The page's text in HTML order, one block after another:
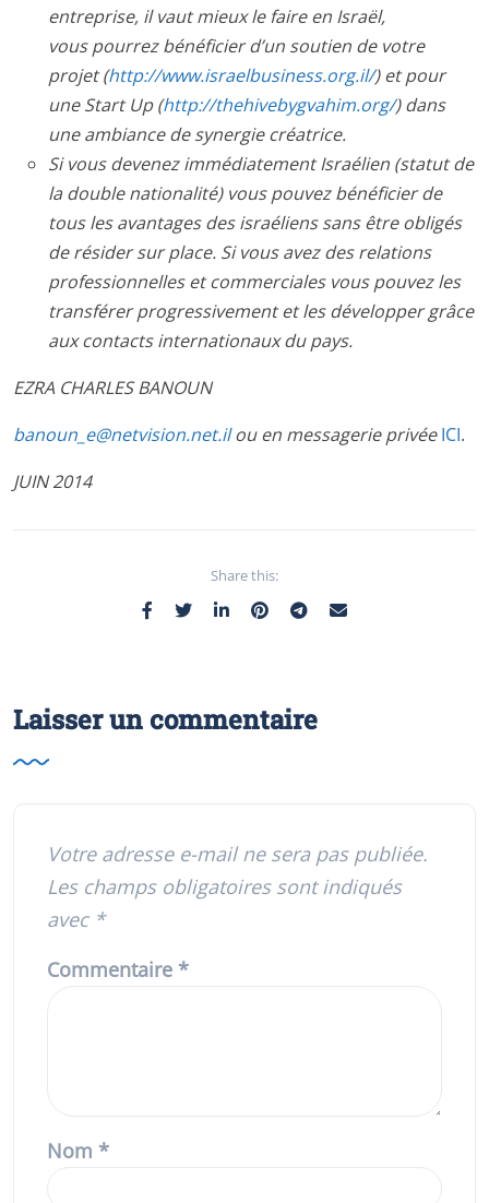
entreprise, il vaut mieux le faire en Israël,
vous pourrez bénéficier d’un soutien de votre
projet (http://www.israelbusiness.org.il/) et pour
une Start Up (http://thehivebygvahim.org/) dans
une ambiance de synergie créatrice.
Si vous devenez immédiatement Israélien (statut de
la double nationalité) vous pouvez bénéficier de
tous les avantages des israéliens sans être obligés
de résider sur place. Si vous avez des relations
professionnelles et commerciales vous pouvez les
transférer progressivement et les développer grâce
aux contacts internationaux du pays.
EZRA CHARLES BANOUN
banoun_e@netvision.net.ilou en messagerie privéeICI.
JUIN 2014
Share this:
Laisser un commentaire
Votre adresse e-mail ne sera pas publiée.
Les champs obligatoires sont indiqués
avec *
Commentaire *
Nom *